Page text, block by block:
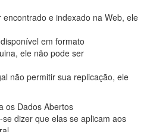
e indexado na Web, ele
em formato
ele não pode ser
não permitir sua replicação, ele
os Dados Abertos
dizer que elas se aplicam aos